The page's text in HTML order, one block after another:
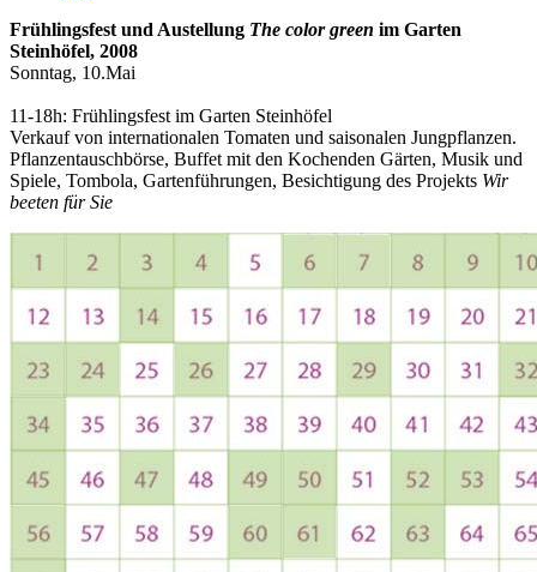
Frühlingsfest und Austellung The color green im Garten
Steinhöfel, 2008
Sonntag, 10.Mai
11-18h: Frühlingsfest im Garten Steinhöfel
Verkauf von internationalen Tomaten und saisonalen Jungpflanzen.
Pflanzentauschbörse, Buffet mit den Kochenden Gärten, Musik und
Spiele, Tombola, Gartenführungen, Besichtigung des Projekts Wir
beeten für Sie